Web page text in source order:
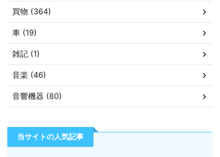
買物 (364)
車 (19)
雑記 (1)
音楽 (46)
音響機器 (80)
当サイトの人気記事